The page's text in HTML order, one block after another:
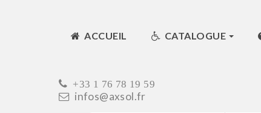
ACCUEIL CATALOGUE
+33 1 76 78 19 59
infos@axsol.fr